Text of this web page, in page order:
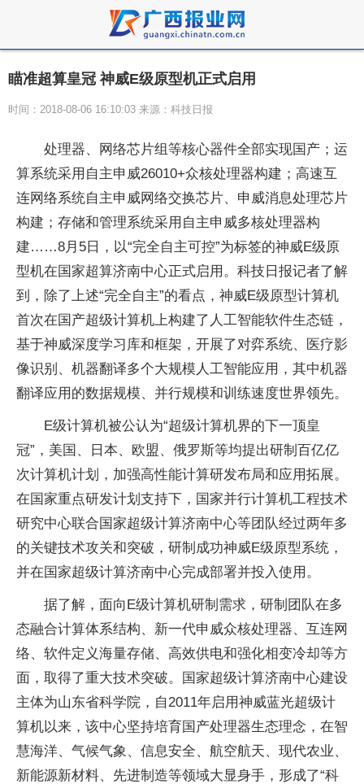
瞄准超算皇冠 神威E级原型机正式启用
时间：2018-08-06 16:10:03 来源：科技日报
处理器、网络芯片组等核心器件全部实现国产；运
算系统采用自主申威26010+众核处理器构建；高速互
连网络系统自主申威网络交换芯片、申威消息处理芯片
构建；存储和管理系统采用自主申威多核处理器构
建……8月5日，以“完全自主可控”为标签的神威E级原
型机在国家超算济南中心正式启用。科技日报记者了解
到，除了上述“完全自主”的看点，神威E级原型计算机
首次在国产超级计算机上构建了人工智能软件生态链，
基于神威深度学习库和框架，开展了对弈系统、医疗影
像识别、机器翻译多个大规模人工智能应用，其中机器
翻译应用的数据规模、并行规模和训练速度世界领先。
E级计算机被公认为“超级计算机界的下一顶皇
冠”，美国、日本、欧盟、俄罗斯等均提出研制百亿亿
次计算机计划，加强高性能计算研发布局和应用拓展。
在国家重点研发计划支持下，国家并行计算机工程技术
研究中心联合国家超级计算济南中心等团队经过两年多
的关键技术攻关和突破，研制成功神威E级原型系统，
并在国家超级计算济南中心完成部署并投入使用。
据了解，面向E级计算机研制需求，研制团队在多
态融合计算体系结构、新一代申威众核处理器、互连网
络、软件定义海量存储、高效供电和强化相变冷却等方
面，取得了重大技术突破。国家超级计算济南中心建设
主体为山东省科学院，自2011年启用神威蓝光超级计
算机以来，该中心坚持培育国产处理器生态理念，在智
慧海洋、气候气象、信息安全、航空航天、现代农业、
新能源新材料、先进制造等领域大显身手，形成了“科